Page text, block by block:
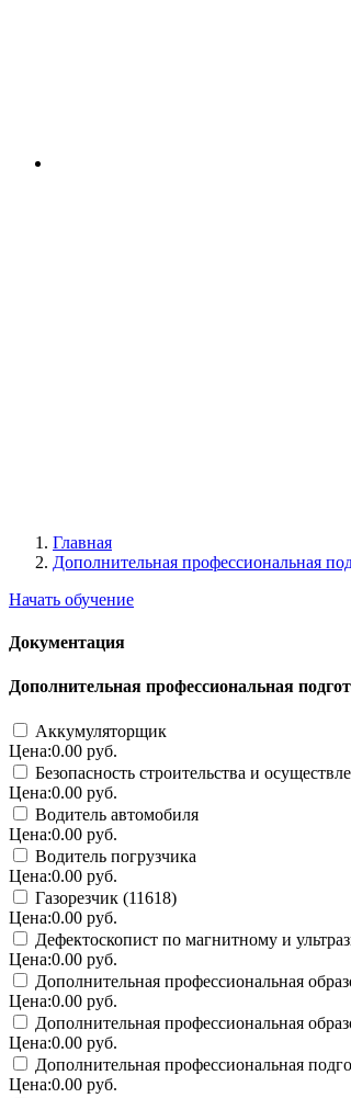
Главная
Дополнительная профессиональная
Начать обучение
Документация
Дополнительная профессиональная
Аккумуляторщик
Цена:0.00 руб.
Безопасность строительства и
Цена:0.00 руб.
Водитель автомобиля
Цена:0.00 руб.
Водитель погрузчика
Цена:0.00 руб.
Газорезчик (11618)
Цена:0.00 руб.
Дефектоскопист по магнитному и
Цена:0.00 руб.
Дополнительная профессиональная
Цена:0.00 руб.
Дополнительная профессиональная
Цена:0.00 руб.
Дополнительная профессиональная
Цена:0.00 руб.